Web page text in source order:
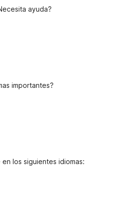
ayuda?
importantes?
los siguientes idiomas: